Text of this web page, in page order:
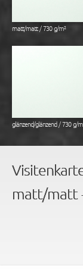
matt/matt / 730 g/m²
glänzend/glänzend / 730 g/
matt/matt